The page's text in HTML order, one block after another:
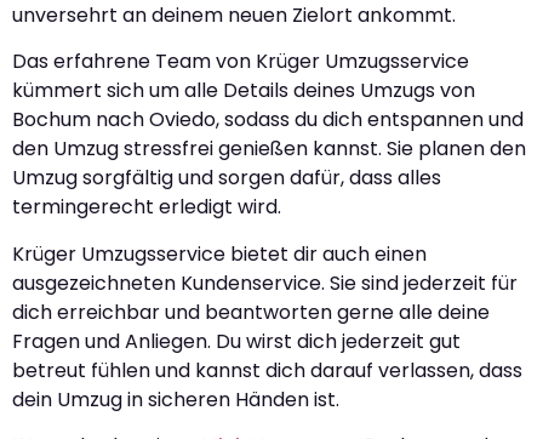
unversehrt an deinem neuen Zielort ankommt.
Das erfahrene Team von Krüger Umzugsservice
kümmert sich um alle Details deines Umzugs von
Bochum nach Oviedo, sodass du dich entspannen und
den Umzug stressfrei genießen kannst. Sie planen den
Umzug sorgfältig und sorgen dafür, dass alles
termingerecht erledigt wird.
Krüger Umzugsservice bietet dir auch einen
ausgezeichneten Kundenservice. Sie sind jederzeit für
dich erreichbar und beantworten gerne alle deine
Fragen und Anliegen. Du wirst dich jederzeit gut
betreut fühlen und kannst dich darauf verlassen, dass
dein Umzug in sicheren Händen ist.